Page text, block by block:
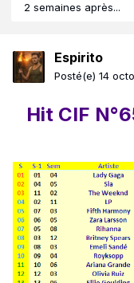
2 semaines après...
Espirito
Posté(e) 14
Hit CIF